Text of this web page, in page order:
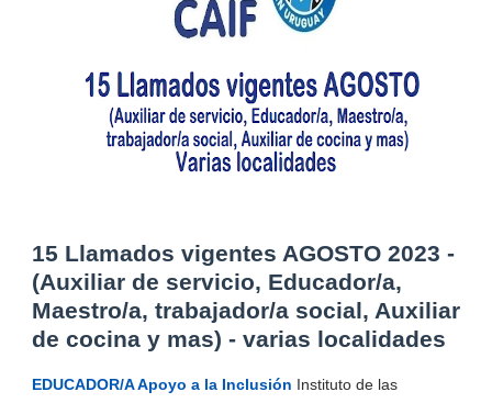
15 Llamados vigentes AGOSTO 2023 -
(Auxiliar de servicio, Educador/a,
Maestro/a, trabajador/a social, Auxiliar
de cocina y mas) - varias localidades
EDUCADOR/A Apoyo a la Inclusión Instituto de las